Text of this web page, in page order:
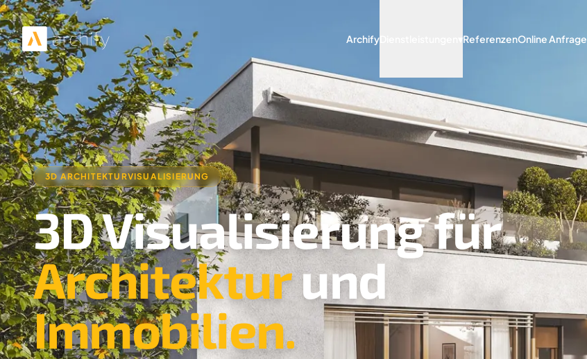
ArchifyDienstleistungen ReferenzenOnline Anfrage
3D ARCHITEKTURVISUALISIERUNG
3D Visualisierung für
Architekturund
Immobilien.